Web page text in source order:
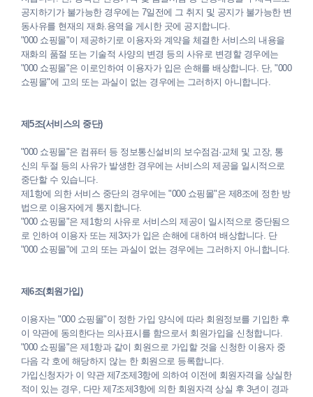
공지하기가 불가능한 경우에는 7일전에 그 취지 및 공지가 불가능한 변
동사유를 현재의 재화.용역을 게시한 곳에 공지합니다.
"000 쇼핑몰"이 제공하기로 이용자와 계약을 체결한 서비스의 내용을
재화의 품절 또는 기술적 사양의 변경 등의 사유로 변경할 경우에는
"000 쇼핑몰"은 이로인하여 이용자가 입은 손해를 배상합니다. 단, "000
쇼핑몰"에 고의 또는 과실이 없는 경우에는 그러하지 아니합니다.
제5조(서비스의 중단)
"000 쇼핑몰"은 컴퓨터 등 정보통신설비의 보수점검·교체 및 고장, 통
신의 두절 등의 사유가 발생한 경우에는 서비스의 제공을 일시적으로
중단할 수 있습니다.
제1항에 의한 서비스 중단의 경우에는 "000 쇼핑몰"은 제8조에 정한 방
법으로 이용자에게 통지합니다.
"000 쇼핑몰"은 제1항의 사유로 서비스의 제공이 일시적으로 중단됨으
로 인하여 이용자 또는 제3자가 입은 손해에 대하여 배상합니다. 단
"000 쇼핑몰"에 고의 또는 과실이 없는 경우에는 그러하지 아니합니다.
제6조(회원가입)
이용자는 "000 쇼핑몰"이 정한 가입 양식에 따라 회원정보를 기입한 후
이 약관에 동의한다는 의사표시를 함으로서 회원가입을 신청합니다.
"000 쇼핑몰"은 제1항과 같이 회원으로 가입할 것을 신청한 이용자 중
다음 각 호에 해당하지 않는 한 회원으로 등록합니다.
가입신청자가 이 약관 제7조제3항에 의하여 이전에 회원자격을 상실한
적이 있는 경우, 다만 제7조제3항에 의한 회원자격 상실 후 3년이 경과